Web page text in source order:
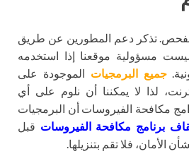
تذكر دعم المطورين عن طريق
مسؤولية موقعنا إذا استخدمه
جميع البرمجيات الموجودة على
لذا لا يمكننا أن نلوم على أي
مكافحة الفيروسات أن البرمجيات
برنامج مكافحة الفيروسات قبل
الأمان، فلا تقم بتنزيلها.